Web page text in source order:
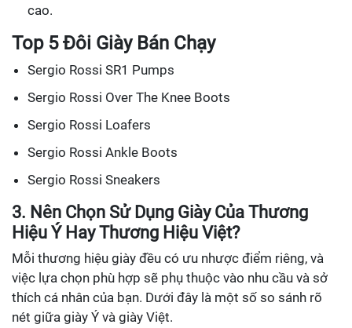
cao.
Top 5 Đôi Giày Bán Chạy
Sergio Rossi SR1 Pumps
Sergio Rossi Over The Knee Boots
Sergio Rossi Loafers
Sergio Rossi Ankle Boots
Sergio Rossi Sneakers
3. Nên Chọn Sử Dụng Giày Của Thương
Hiệu Ý Hay Thương Hiệu Việt?
Mỗi thương hiệu giày đều có ưu nhược điểm riêng, và
việc lựa chọn phù hợp sẽ phụ thuộc vào nhu cầu và sở
thích cá nhân của bạn. Dưới đây là một số so sánh rõ
nét giữa giày Ý và giày Việt.